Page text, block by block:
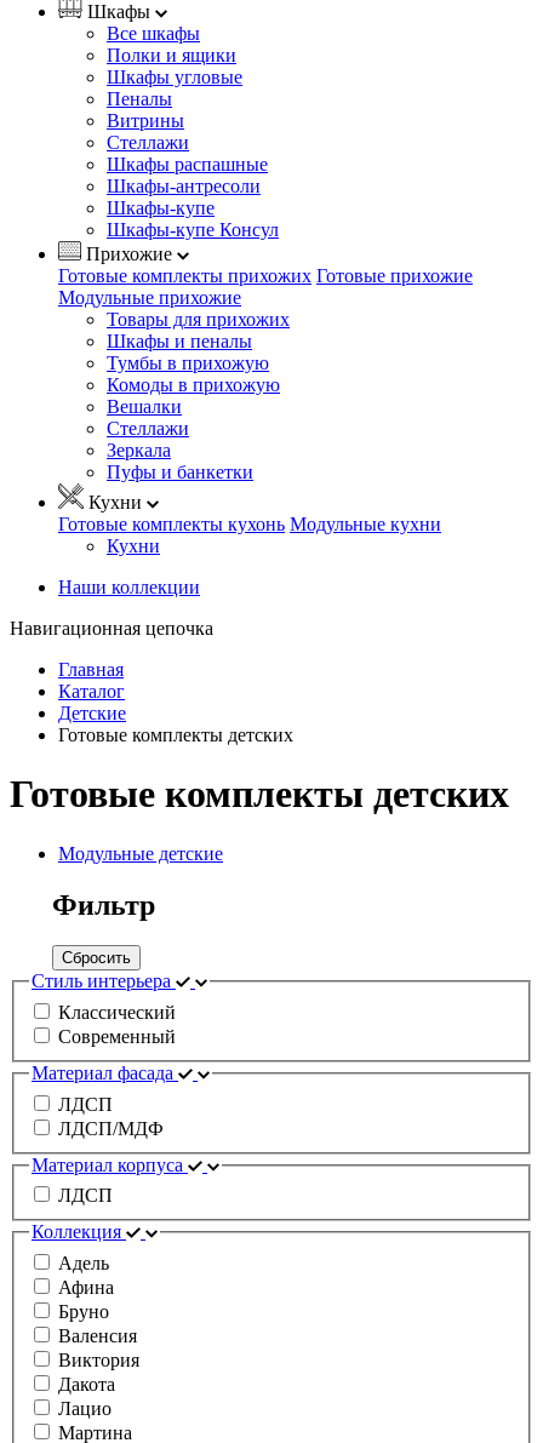
Шкафы
Все шкафы
Полки и ящики
Шкафы угловые
Пеналы
Витрины
Стеллажи
Шкафы распашные
Шкафы-антресоли
Шкафы-купе
Шкафы-купе Консул
Прихожие
Готовые комплекты прихожих Готовые прихожие
Модульные прихожие
Товары для прихожих
Шкафы и пеналы
Тумбы в прихожую
Комоды в прихожую
Вешалки
Стеллажи
Зеркала
Пуфы и банкетки
Кухни
Готовые комплекты кухонь Модульные кухни
Кухни
Наши коллекции
Навигационная цепочка
Главная
Каталог
Детские
Готовые комплекты детских
Готовые комплекты детских
Модульные детские
Фильтр
Сбросить
Стиль интерьера
Классический
Современный
Материал фасада
ЛДСП
ЛДСП/МДФ
Материал корпуса
ЛДСП
Коллекция
Адель
Афина
Бруно
Валенсия
Виктория
Дакота
Лацио
Мартина